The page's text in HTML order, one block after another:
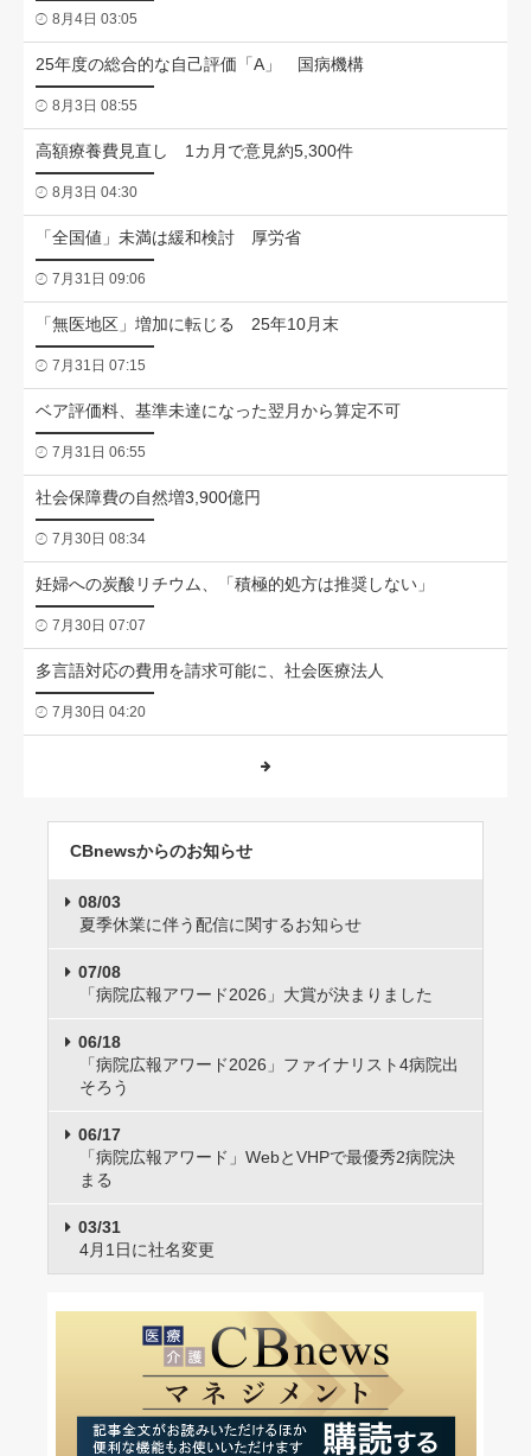
8月4日 03:05
25年度の総合的な自己評価「A」 国病機構
8月3日 08:55
高額療養費見直し 1カ月で意見約5,300件
8月3日 04:30
「全国値」未満は緩和検討 厚労省
7月31日 09:06
「無医地区」増加に転じる 25年10月末
7月31日 07:15
ベア評価料、基準未達になった翌月から算定不可
7月31日 06:55
社会保障費の自然増3,900億円
7月30日 08:34
妊婦への炭酸リチウム、「積極的処方は推奨しない」
7月30日 07:07
多言語対応の費用を請求可能に、社会医療法人
7月30日 04:20
CBnewsからのお知らせ
08/03
夏季休業に伴う配信に関するお知らせ
07/08
「病院広報アワード2026」大賞が決まりました
06/18
「病院広報アワード2026」ファイナリスト4病院出
そろう
06/17
「病院広報アワード」WebとVHPで最優秀2病院決
まる
03/31
4月1日に社名変更